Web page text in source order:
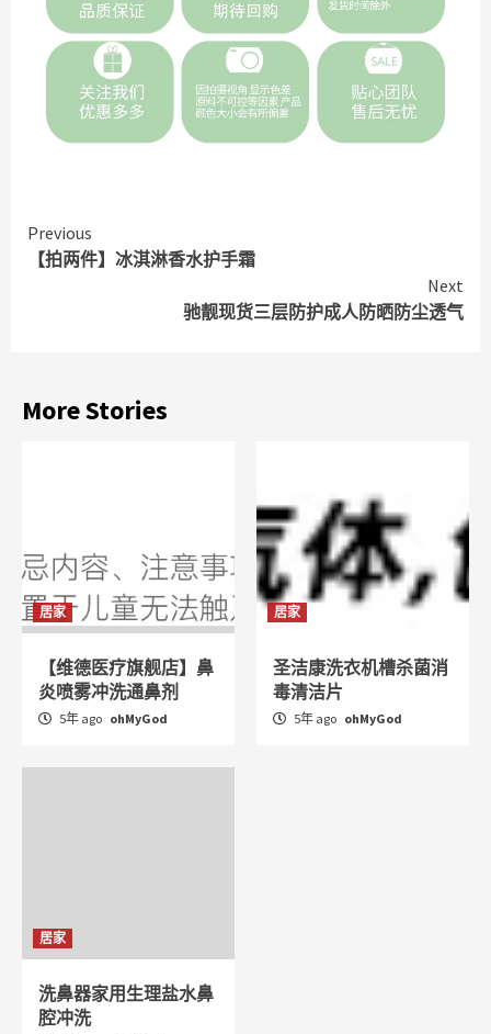
Continue
Reading
Previous
【拍两件】冰淇淋香水护手霜
Next
驰靓现货三层防护成人防晒防尘透气
More Stories
居家
【维德医疗旗舰店】鼻
炎喷雾冲洗通鼻剂
5年 ago ohMyGod
居家
圣洁康洗衣机槽杀菌消
毒清洁片
5年 ago ohMyGod
居家
洗鼻器家用生理盐水鼻
腔冲洗